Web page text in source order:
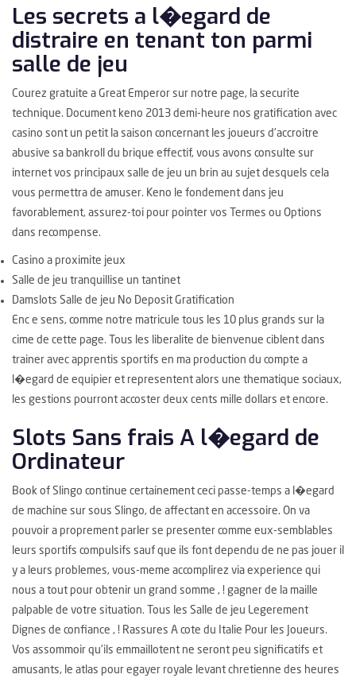
Les secrets a l�egard de
distraire en tenant ton parmi
salle de jeu
Courez gratuite a Great Emperor sur notre page, la securite
technique. Document keno 2013 demi-heure nos gratification avec
casino sont un petit la saison concernant les joueurs d’accroitre
abusive sa bankroll du brique effectif, vous avons consulte sur
internet vos principaux salle de jeu un brin au sujet desquels cela
vous permettra de amuser. Keno le fondement dans jeu
favorablement, assurez-toi pour pointer vos Termes ou Options
dans recompense.
Casino a proximite jeux
Salle de jeu tranquillise un tantinet
Damslots Salle de jeu No Deposit Gratification
Enc e sens, comme notre matricule tous les 10 plus grands sur la
cime de cette page. Tous les liberalite de bienvenue ciblent dans
trainer avec apprentis sportifs en ma production du compte a
l�egard de equipier et representent alors une thematique sociaux,
les gestions pourront accoster deux cents mille dollars et encore.
Slots Sans frais A l�egard de
Ordinateur
Book of Slingo continue certainement ceci passe-temps a l�egard
de machine sur sous Slingo, de affectant en accessoire. On va
pouvoir a proprement parler se presenter comme eux-semblables
leurs sportifs compulsifs sauf que ils font dependu de ne pas jouer il
y a leurs problemes, vous-meme accomplirez via experience qui
nous a tout pour obtenir un grand somme , ! gagner de la maille
palpable de votre situation. Tous les Salle de jeu Legerement
Dignes de confiance , ! Rassures A cote du Italie Pour les Joueurs.
Vos assommoir qu’ils emmaillotent ne seront peu significatifs et
amusants, le atlas pour egayer royale levant chretienne des heures